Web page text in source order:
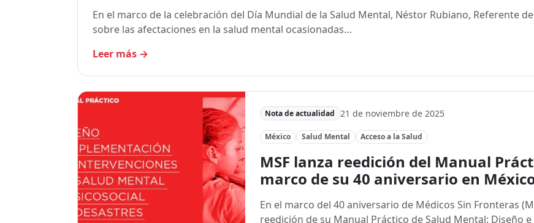
En el marco de la celebración del Día Mundial de la Salud Mental, Néstor Rubiano, Referente
sobre las afectaciones en la salud mental ocasionadas…
Leer más →
Nota de actualidad 21 de noviembre de 2025
México Salud Mental Acceso a la Salud
MSF lanza reedición del Manual
marco de su 40 aniversario en
En el marco del 40 aniversario de Médicos Sin Fronteras
reedición de su Manual Práctico de Salud Mental: Diseño